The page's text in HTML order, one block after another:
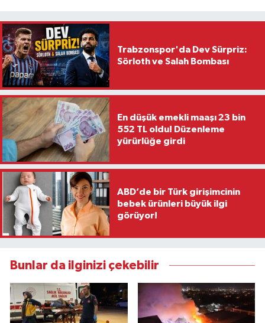
Trabzonspor'da Dev Sürpriz:
Sörloth ve Salah Bombası
En düşük emekli maaşı 23 bin
552 TL oldu! Düzenleme
yürürlüğe girdi
ABD’de bir Türk girişimcinin
bebek ürünleri büyük ilgi
görüyor!
Bunlar da ilginizi çekebilir